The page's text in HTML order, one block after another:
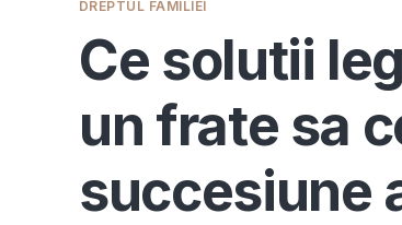
DREPTUL FAMILIEI
Ce solutii
un frate sa
succesiune